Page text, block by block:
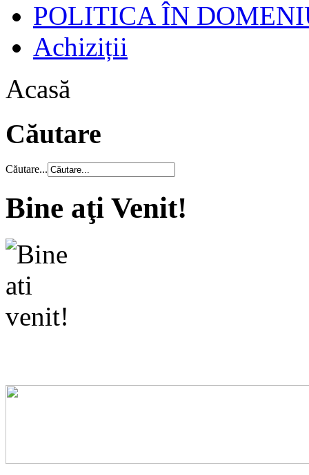
POLITICA ÎN
Achiziții
Acasă
Căutare
Căutare...
Bine aţi Venit!